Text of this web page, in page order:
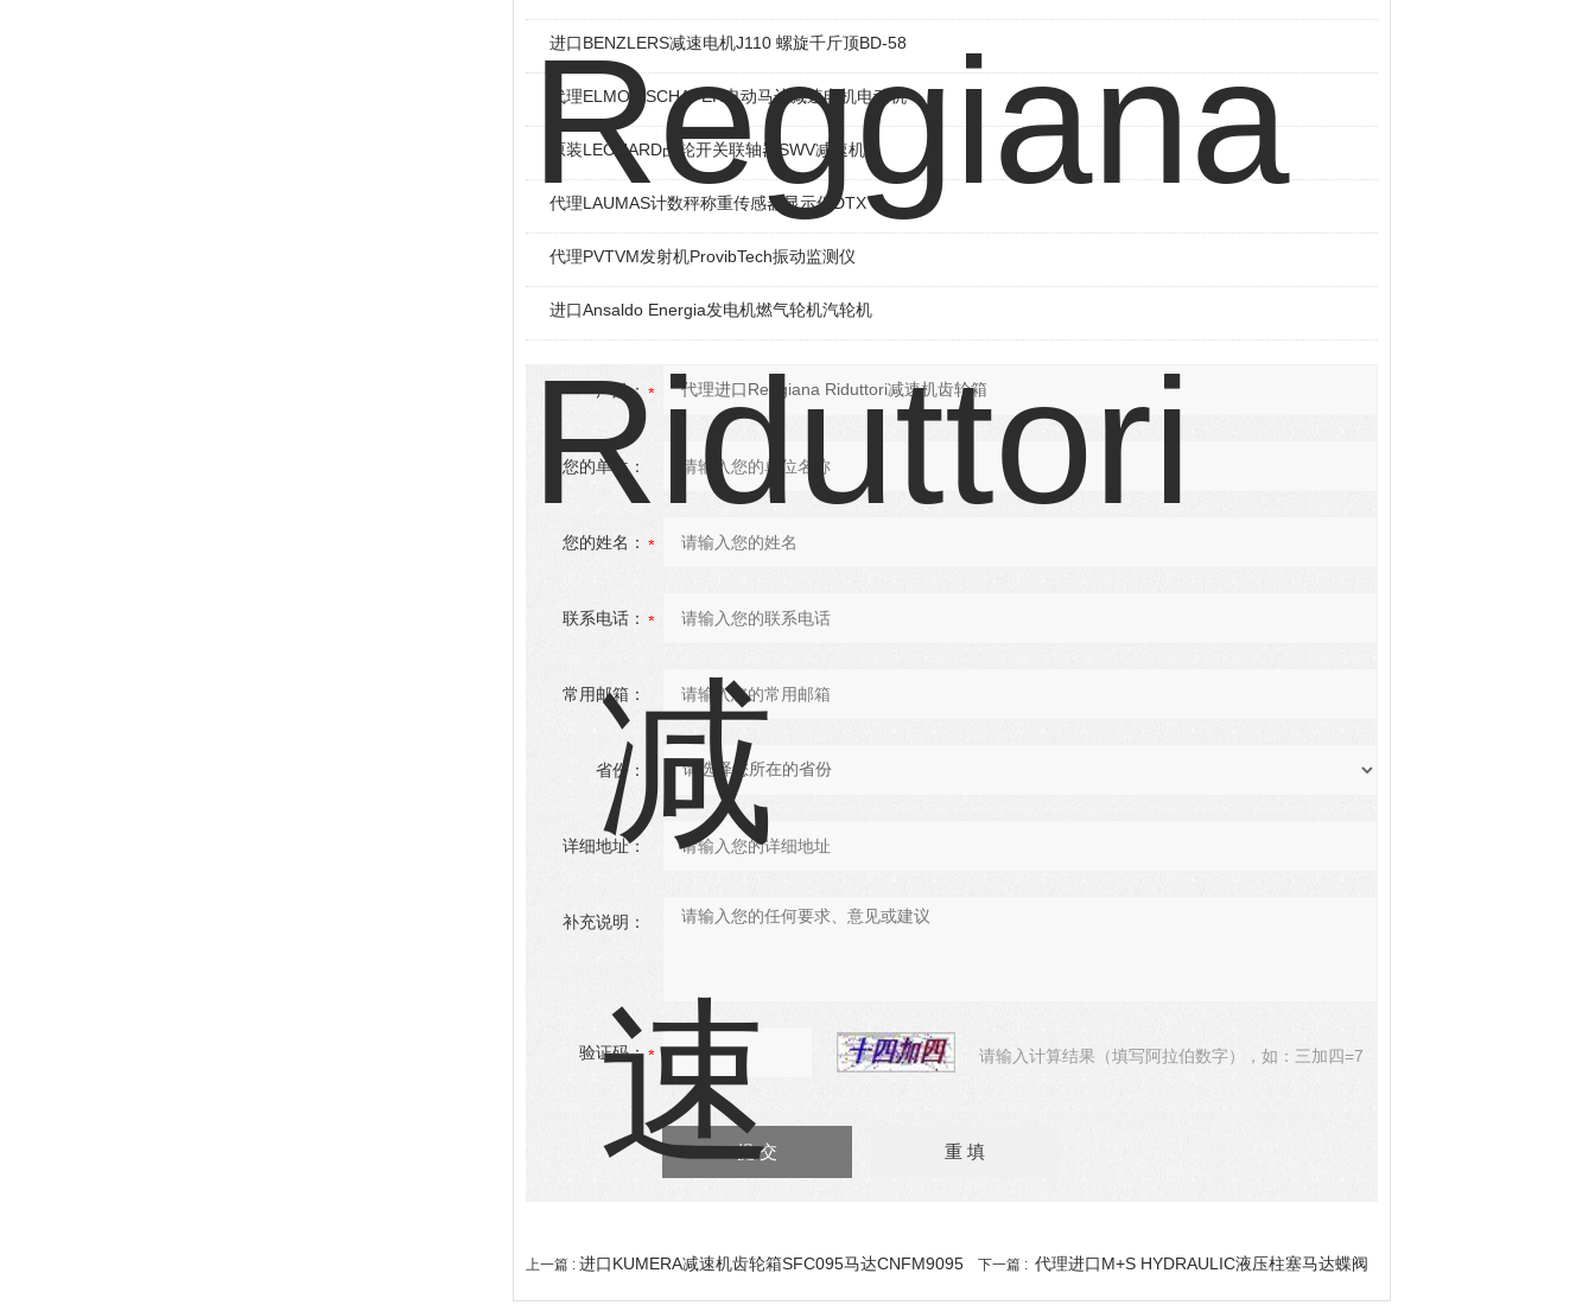
进口BENZLERS减速电机J110 螺旋千斤顶BD-58
代理ELMOT-SCHAFER电动马达减速电机电动机
原装LEONARD凸轮开关联轴器‌SWV减速机
代理LAUMAS计数秤称重传感器显示仪DTX
代理PVTVM发射机ProvibTech振动监测仪
进口Ansaldo Energia发电机燃气轮机汽轮机
产品：
您的单位：
您的姓名：
联系电话：
常用邮箱：
省份：
详细地址：
补充说明：
验证码： 请输入计算结果（填写阿拉伯数字），如：三加四=7
上一篇 : 进口KUMERA减速机齿轮箱SFC095马达CNFM9095 下一篇 : 代理进口M+S HYDRAULIC液压柱塞马达蝶阀